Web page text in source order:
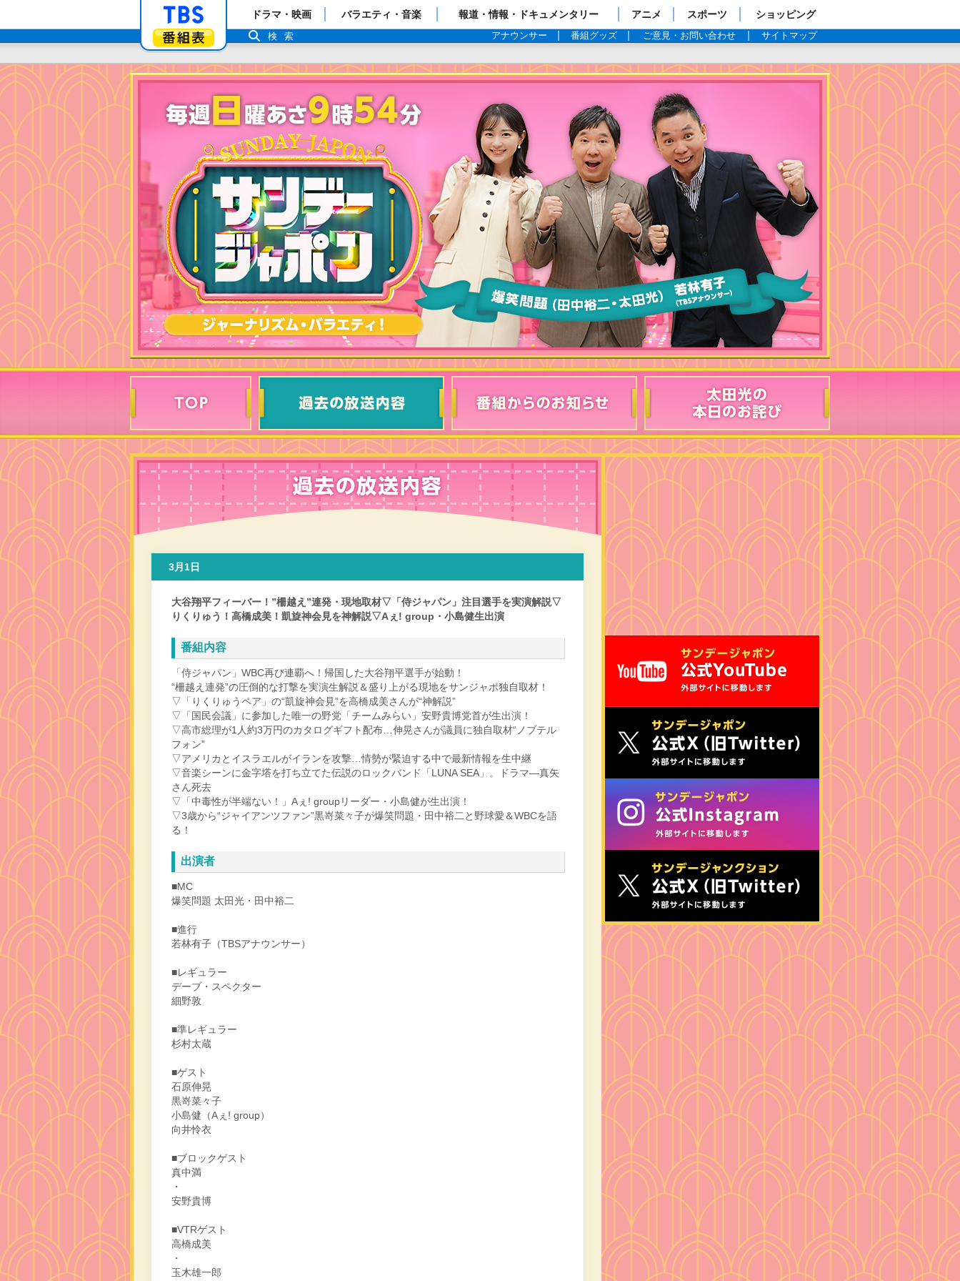
「TBSテレビ」トップページ
番組表
ドラマ・映画 バラエティ・音楽 報道・情報・ドキュメンタリー アニメ スポーツ ショッピング
アナウンサー 番組グッズ ご意見・お問い合わせ サイトマップ
検索
3月1日
大谷翔平フィーバー！”柵越え”連発・現地取材▽「侍ジャパン」注目選手を実演解説▽
りくりゅう！高橋成美！凱旋神会見を神解説▽Aぇ! group・小島健生出演
番組内容
「侍ジャパン」WBC再び連覇へ！帰国した大谷翔平選手が始動！
“柵越え連発”の圧倒的な打撃を実演生解説＆盛り上がる現地をサンジャポ独自取材！
▽「りくりゅうペア」の“凱旋神会見”を高橋成美さんが“神解説”
▽「国民会議」に参加した唯一の野党「チームみらい」安野貴博党首が生出演！
▽高市総理が1人約3万円のカタログギフト配布…伸晃さんが議員に独自取材“ノブテル
フォン”
▽アメリカとイスラエルがイランを攻撃…情勢が緊迫する中で最新情報を生中継
▽音楽シーンに金字塔を打ち立てた伝説のロックバンド「LUNA SEA」。ドラマ—真矢
さん死去
▽「中毒性が半端ない！」Aぇ! groupリーダー・小島健が生出演！
▽3歳から“ジャイアンツファン”黒嵜菜々子が爆笑問題・田中裕二と野球愛＆WBCを語
る！
出演者
■MC
爆笑問題 太田光・田中裕二
■進行
若林有子（TBSアナウンサー）
■レギュラー
デーブ・スペクター
細野敦
■準レギュラー
杉村太蔵
■ゲスト
石原伸晃
黒嵜菜々子
小島健（Aぇ! group）
向井怜衣
■ブロックゲスト
真中満
・
安野貴博
■VTRゲスト
高橋成美
・
玉木雄一郎